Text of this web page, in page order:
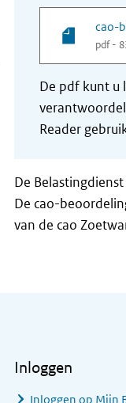
cao-
pdf -
De pdf kunt u
Reader
De
De cao-
van de cao
Inloggen
Inloggen op Mijn